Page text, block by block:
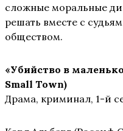
сложные моральные
решать вместе с
обществом.
«Убийство в
Small Town)
Драма, криминал, 1-й